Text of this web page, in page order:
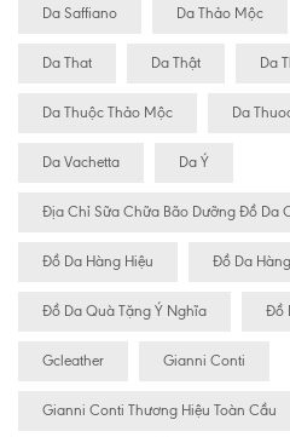
Da Saffiano Da Thảo Mộc
Da That Da Thật Da
Da Thuộc Thảo Mộc Da
Da Vachetta Da Ý
Địa Chỉ Sữa Chữa Bão Dưỡng Đồ Da
Đồ Da Hàng Hiệu Đồ Da
Đồ Da Quà Tặng Ý Nghĩa Đồ
Gcleather Gianni Conti
Gianni Conti Thương Hiệu Toàn Cầu